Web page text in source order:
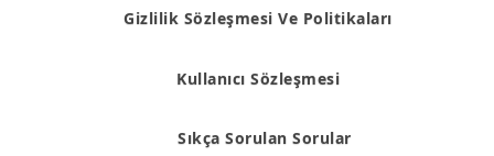
Gizlilik Sözleşmesi Ve Politikaları
Kullanıcı Sözleşmesi
Sıkça Sorulan Sorular